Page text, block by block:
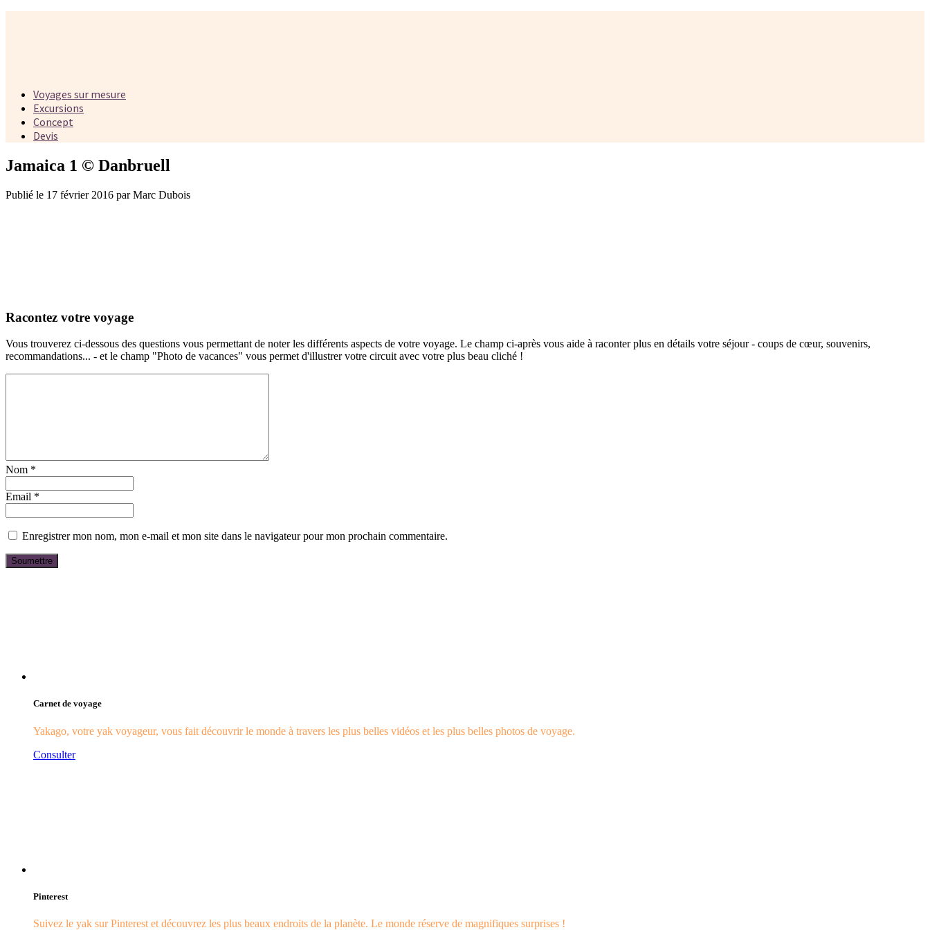
Voyages sur mesure
Excursions
Concept
Devis
Jamaica 1 © Danbruell
Publié le 17 février 2016 par Marc Dubois
Racontez votre voyage
Vous trouverez ci-dessous des questions vous permettant de noter les différents aspects de votre voyage. Le champ ci-après vous aide à raconter plus en détails votre séjour - coups de cœur, souvenirs,
recommandations... - et le champ "Photo de vacances" vous permet d'illustrer votre circuit avec votre plus beau cliché !
Nom *
Email *
Enregistrer mon nom, mon e-mail et mon site dans le navigateur pour mon prochain commentaire.
Carnet de voyage
Yakago, votre yak voyageur, vous fait découvrir le monde à travers les plus belles vidéos et les plus belles photos de voyage.
Consulter
Pinterest
Suivez le yak sur Pinterest et découvrez les plus beaux endroits de la planète. Le monde réserve de magnifiques surprises !